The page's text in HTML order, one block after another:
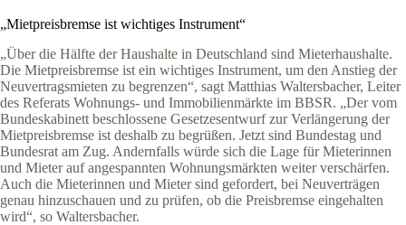
„Mietpreisbremse ist wichtiges Instrument“
„Über die Hälfte der Haushalte in Deutschland sind Mieterhaushalte.
Die Mietpreisbremse ist ein wichtiges Instrument, um den Anstieg der
Neuvertragsmieten zu begrenzen“, sagt Matthias Waltersbacher, Leiter
des Referats Wohnungs- und Immobilienmärkte im BBSR. „Der vom
Bundeskabinett beschlossene Gesetzesentwurf zur Verlängerung der
Mietpreisbremse ist deshalb zu begrüßen. Jetzt sind Bundestag und
Bundesrat am Zug. Andernfalls würde sich die Lage für Mieterinnen
und Mieter auf angespannten Wohnungsmärkten weiter verschärfen.
Auch die Mieterinnen und Mieter sind gefordert, bei Neuverträgen
genau hinzuschauen und zu prüfen, ob die Preisbremse eingehalten
wird“, so Waltersbacher.